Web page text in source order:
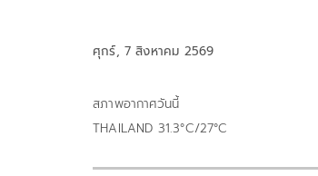
ศุกร์, 7 สิงหาคม 2569
สภาพอากาศวันนี้
THAILAND 31.3°C/27°C